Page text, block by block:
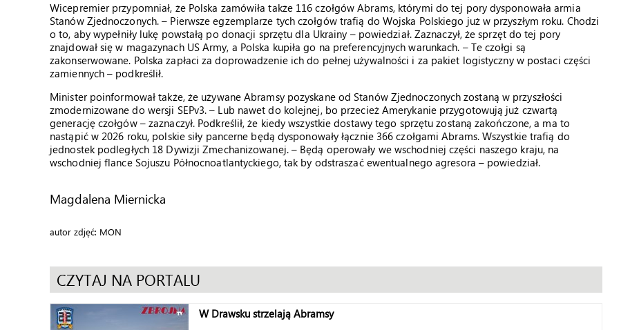
Wicepremier przypomniał, że Polska zamówiła także 116 czołgów Abrams, którymi do tej pory dysponowała armia
Stanów Zjednoczonych. – Pierwsze egzemplarze tych czołgów trafią do Wojska Polskiego już w przyszłym roku. Chodzi
o to, aby wypełniły lukę powstałą po donacji sprzętu dla Ukrainy – powiedział. Zaznaczył, że sprzęt do tej pory
znajdował się w magazynach US Army, a Polska kupiła go na preferencyjnych warunkach. – Te czołgi są
zakonserwowane. Polska zapłaci za doprowadzenie ich do pełnej używalności i za pakiet logistyczny w postaci części
zamiennych – podkreślił.
Minister poinformował także, że używane Abramsy pozyskane od Stanów Zjednoczonych zostaną w przyszłości
zmodernizowane do wersji SEPv3. – Lub nawet do kolejnej, bo przecież Amerykanie przygotowują już czwartą
generację czołgów – zaznaczył. Podkreślił, że kiedy wszystkie dostawy tego sprzętu zostaną zakończone, a ma to
nastąpić w 2026 roku, polskie siły pancerne będą dysponowały łącznie 366 czołgami Abrams. Wszystkie trafią do
jednostek podległych 18 Dywizji Zmechanizowanej. – Będą operowały we wschodniej części naszego kraju, na
wschodniej flance Sojuszu Północnoatlantyckiego, tak by odstraszać ewentualnego agresora – powiedział.
Magdalena Miernicka
autor zdjęć: MON
CZYTAJ NA PORTALU
W Drawsku strzelają Abramsy